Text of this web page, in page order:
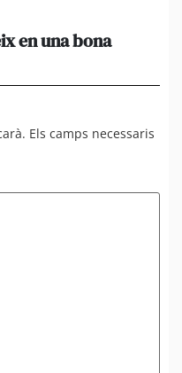
en una bona
Els camps necessaris